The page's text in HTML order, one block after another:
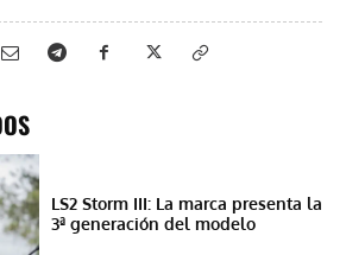
LS2 Storm III: La marca presenta la
3ª generación del modelo